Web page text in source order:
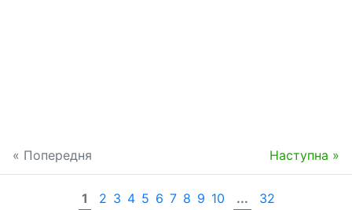
« Попередня Наступна »
1 2 3 4 5 6 7 8 9 10 ... 32